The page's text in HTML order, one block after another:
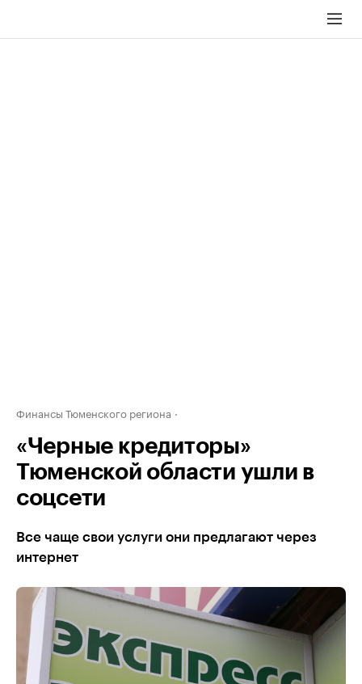
Финансы Тюменского региона
«Черные кредиторы»
Тюменской области ушли в
соцсети
Все чаще свои услуги они предлагают через
интернет